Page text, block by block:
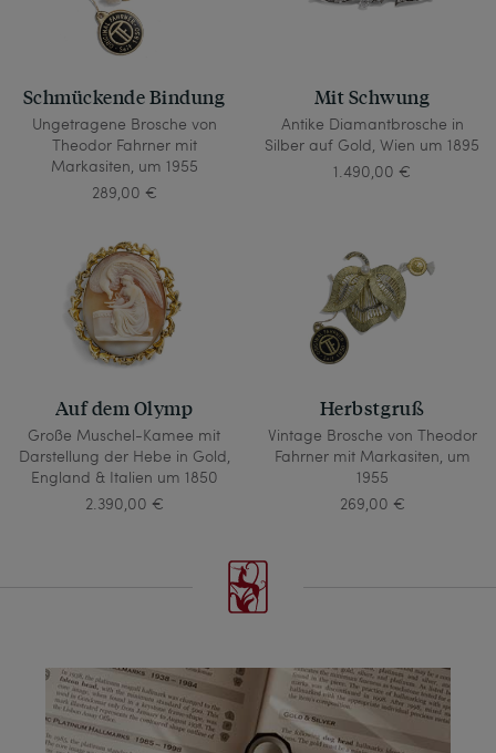
Schmückende Bindung
Ungetragene Brosche von
Theodor Fahrner mit
Markasiten, um 1955
289,00 €
Mit Schwung
Antike Diamantbrosche in
Silber auf Gold, Wien um 1895
1.490,00 €
Auf dem Olymp
Große Muschel-Kamee mit
Darstellung der Hebe in Gold,
England & Italien um 1850
2.390,00 €
Herbstgruß
Vintage Brosche von Theodor
Fahrner mit Markasiten, um
1955
269,00 €